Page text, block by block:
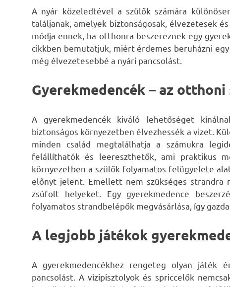
A nyár közeledtével a szülők számára
találjanak, amelyek biztonságosak, élvezetesek
módja ennek, ha otthonra beszereznek egy
cikkben bemutatjuk, miért érdemes beruházni
még élvezetesebbé a nyári pancsolást.
Gyerekmedencék – az
A gyerekmedencék kiváló lehetőséget
biztonságos környezetben élvezhessék a vizet.
minden család megtalálhatja a számukra
felállíthatók és leereszthetők, ami praktikus
környezetben a szülők folyamatos felügyelete
előnyt jelent. Emellett nem szükséges strandra
zsúfolt helyeket. Egy gyerekmedence
folyamatos strandbelépők megvásárlása, így
A legjobb játékok
A gyerekmedencékhez rengeteg olyan játék
pancsolást. A vízipisztolyok és spriccelők